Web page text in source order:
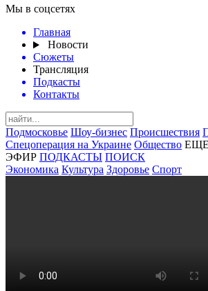
Мы в соцсетях
Главная
Новости
Сюжеты
Трансляция
Подкасты
Контакты
Подмосковье Шоу-бизнес Происшествия
Спецоперация на Украине Общество
ЭФИР ПОДКАСТЫ ПОИСК
Экономика Культура Здоровье Спорт